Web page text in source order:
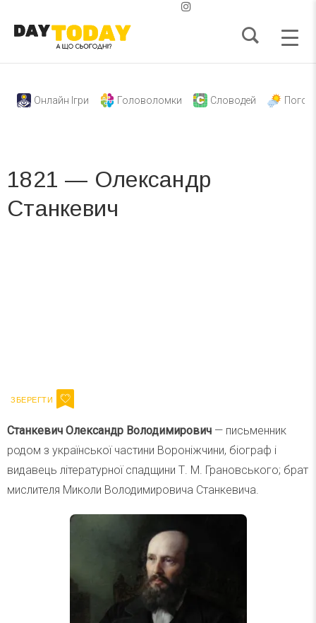
Онлайн Ігри Головоломки Словодей
1821 — Олександр
Станкевич
Станкевич Олександр Володимирович — письменник
родом з української частини Вороніжчини, біограф і
видавець літературної спадщини Т. М. Грановського; брат
мислителя Миколи Володимировича Станкевича.